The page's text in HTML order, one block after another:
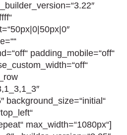
padding_mobile=“off“
background_size=“initial“
max_width=“1080px“]